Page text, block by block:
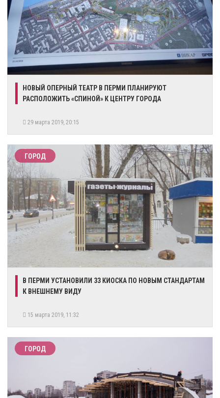
НОВЫЙ ОПЕРНЫЙ ТЕАТР В ПЕРМИ ПЛАНИРУЮТ
РАСПОЛОЖИТЬ «СПИНОЙ» К ЦЕНТРУ ГОРОДА
29 марта 2019, 20:15
ГОРОД
В ПЕРМИ УСТАНОВИЛИ 33 КИОСКА ПО НОВЫМ СТАНДАРТАМ
К ВНЕШНЕМУ ВИДУ
15 марта 2019, 11:32
ГОРОД